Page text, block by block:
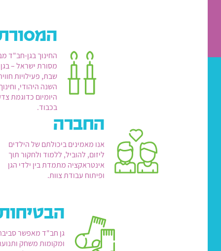
החינוך בגן-חב"ד
מסורת ישראל –
שבת, פעילויות
השנה היהודי,
היומיום כדוגמת
בכבוד.
החברה
אנו מאמינים ביכולתם של הילדים
ליזום, להוביל, ללמוד ולחקור תוך
אינטראקציה מתמדת בין ילדי הגן
ופיתוח עבודת צוות.
גן חב"ד מאפשר
ומקומות משחק